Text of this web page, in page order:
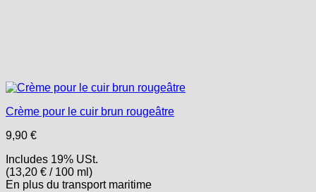
Crème pour le cuir brun rougeâtre
9,90 €
Includes 19% USt.
(13,20 € / 100 ml)
En plus du transportmaritime